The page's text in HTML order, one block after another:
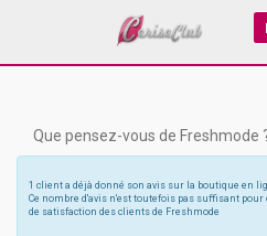
Que pensez-vous de Freshmode
1 client a déjà donné son avis sur la boutique en
Ce nombre d'avis n'est toutefois pas suffisant
de satisfaction des clients de Freshmode